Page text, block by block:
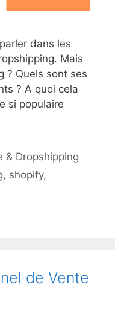
dans les
Mais
? Quels sont ses
? A quoi cela
si populaire
& Dropshipping
, shopify,
de Vente